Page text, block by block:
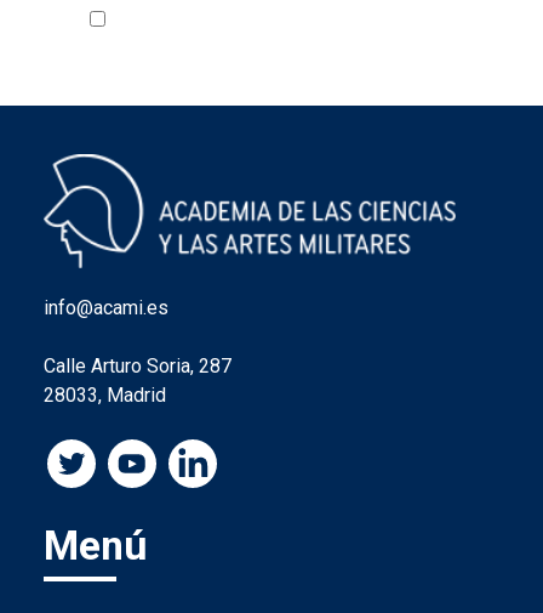
info@acami.es
Calle Arturo Soria, 287
28033, Madrid
Menú